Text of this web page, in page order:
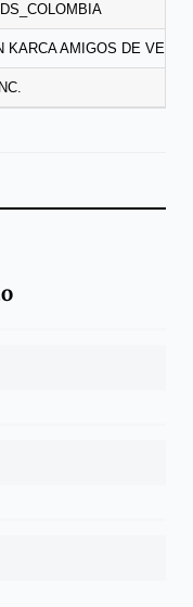
KARCA AMIGOS DE